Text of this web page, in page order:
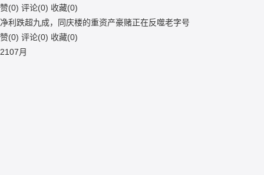
赞(0) 评论(0) 收藏(0)
净利跌超九成，同庆楼的重资产豪赌正在反噬老字号
赞(0) 评论(0) 收藏(0)
2107月